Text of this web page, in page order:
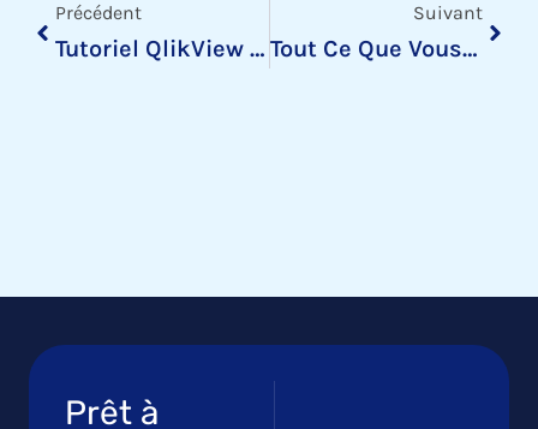
Précédent
Tutoriel QlikView : Création D’une Interface Simple
Suivant
Tout Ce Que Vous Devez Savoir Sur Qlikview
Prêt à